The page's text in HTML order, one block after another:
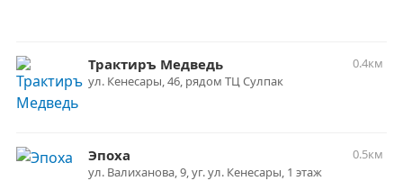
Трактиръ Медведь
0.4км
ул. Кенесары, 46, рядом ТЦ Сулпак
Эпоха
0.5км
ул. Валиханова, 9, уг. ул. Кенесары, 1 этаж